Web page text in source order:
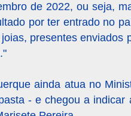
de 2022, ou seja,
por ter entrado no
presentes enviados
ainda atua no
- e chegou a